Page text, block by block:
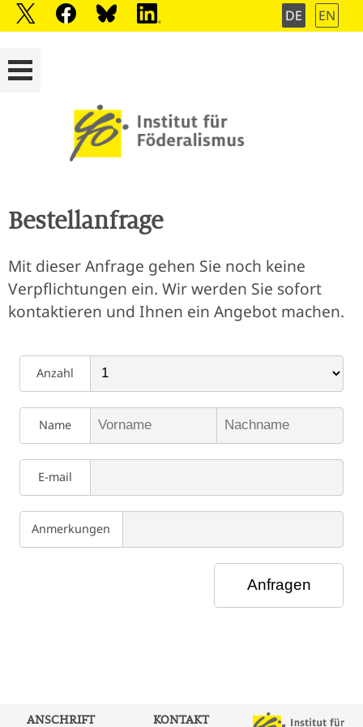
DE EN
Bestellanfrage
Mit dieser Anfrage gehen Sie noch keine
Verpflichtungen ein. Wir werden Sie sofort
kontaktieren und Ihnen ein Angebot machen.
Anzahl
Name
E-mail
Anmerkungen
ANSCHRIFT KONTAKT